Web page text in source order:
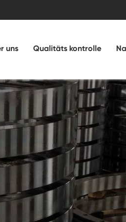
Kugelschling lager
mit externem Zahnrad
ohne Ausrüstung
uns Qualitäts kontrolle